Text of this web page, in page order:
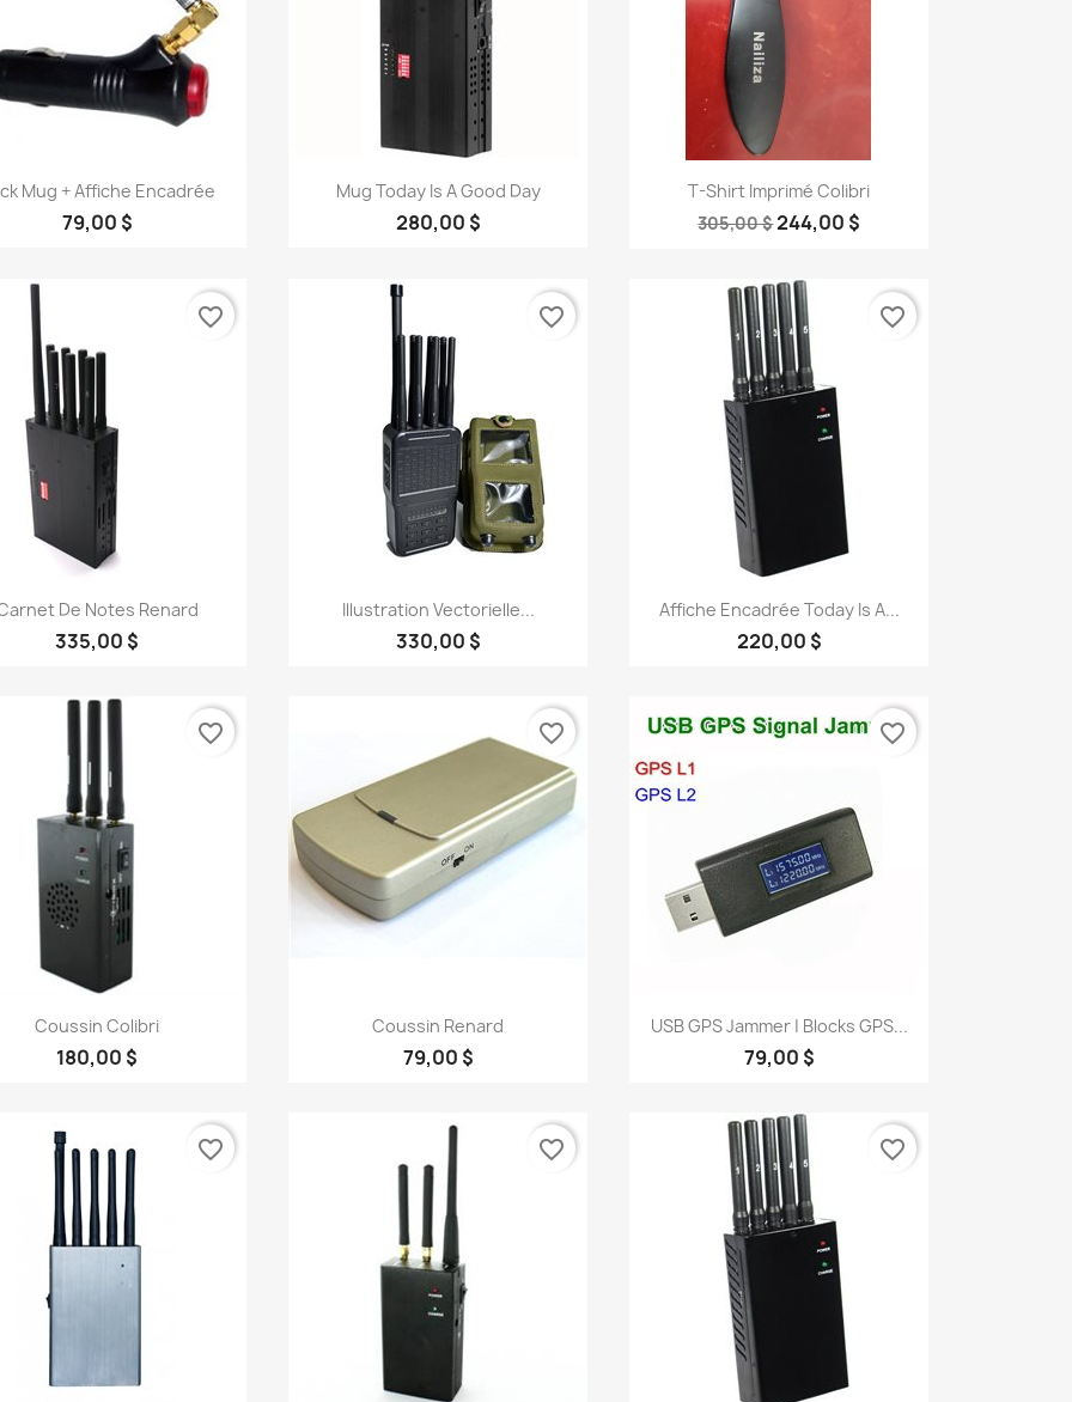
Aperçu rapide
Mug + Affiche Encadrée
79,00 $
Aperçu rapide
Mug Today Is A Good Day
280,00 $
Aperçu rapide
T-Shirt Imprimé Colibri
305,00 $244,00 $
Aperçu rapide
De Notes Renard
335,00 $
favorite_border
Aperçu rapide
Illustration Vectorielle...
330,00 $
favorite_border
Aperçu rapide
Affiche Encadrée Today Is A...
220,00 $
favorite_border
Aperçu rapide
Coussin Colibri
180,00 $
favorite_border
Aperçu rapide
Coussin Renard
79,00 $
favorite_border
 Aperçu rapide
USB GPS Jammer | Blocks GPS...
79,00 $
favorite_border
favorite_border favorite_border favorite_border